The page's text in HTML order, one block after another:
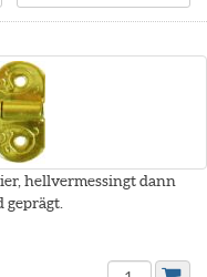
hellvermessingt dann
geprägt.